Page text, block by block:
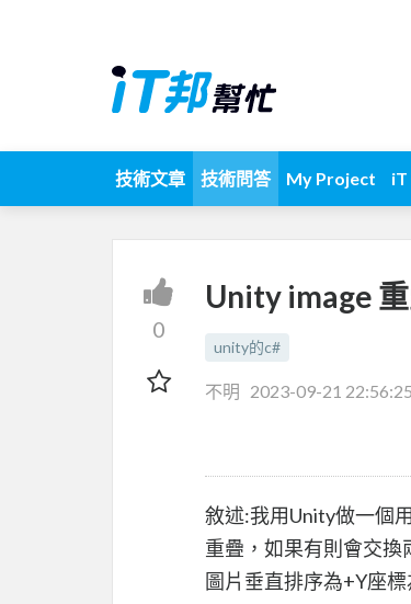
技術文章 技術問答 My Project iT
0
Unity image
unity的c#
不明 2023-09-21 22:56:25
敘述:我用Unity做一個
重疊，如果有則會交換
圖片垂直排序為+Y座